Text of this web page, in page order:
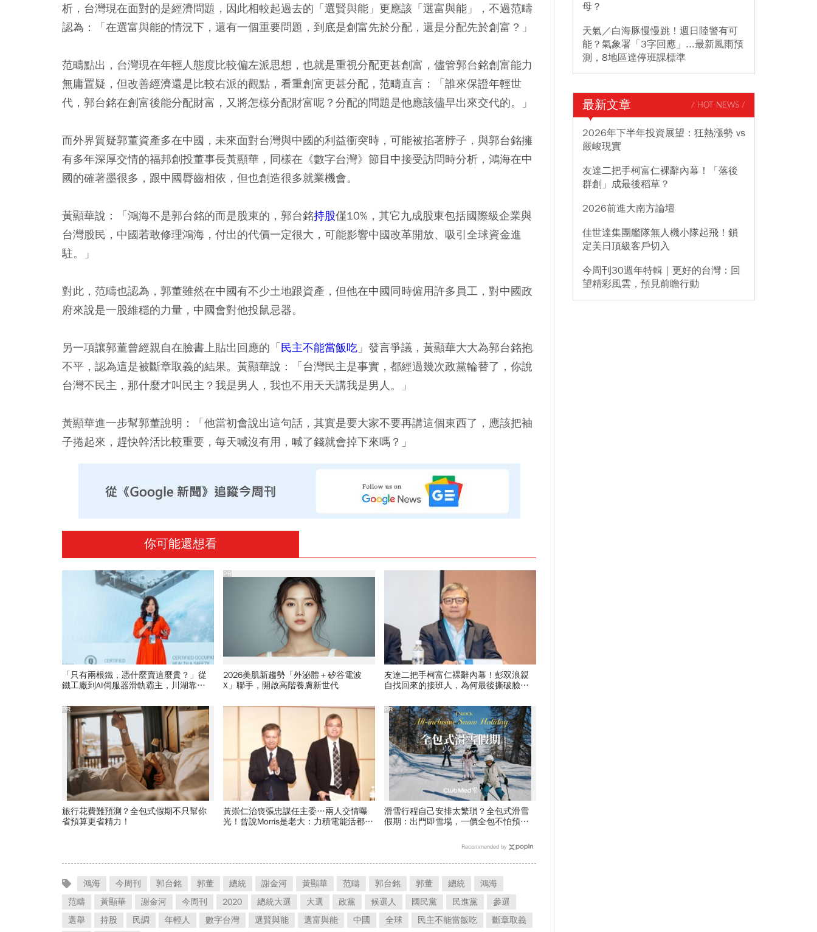
析，台灣現在面對的是經濟問題，因此相較起過去的「選賢與能」更應該「選富與能」，不過范疇
認為：「在選富與能的情況下，還有一個重要問題，到底是創富先於分配，還是分配先於創富？」
范疇點出，台灣現在年輕人態度比較偏左派思想，也就是重視分配更甚創富，儘管郭台銘創富能力
無庸置疑，但改善經濟還是比較右派的觀點，看重創富更甚分配，范疇直言：「誰來保證年輕世
代，郭台銘在創富後能分配財富，又將怎樣分配財富呢？分配的問題是他應該儘早出來交代的。」
而外界質疑郭董資產多在中國，未來面對台灣與中國的利益衝突時，可能被掐著脖子，與郭台銘擁
有多年深厚交情的福邦創投董事長黃顯華，同樣在《數字台灣》節目中接受訪問時分析，鴻海在中
國的確著墨很多，跟中國脣齒相依，但也創造很多就業機會。
黃顯華說：「鴻海不是郭台銘的而是股東的，郭台銘持股僅10%，其它九成股東包括國際級企業與
台灣股民，中國若敢修理鴻海，付出的代價一定很大，可能影響中國改革開放、吸引全球資金進
駐。」
對此，范疇也認為，郭董雖然在中國有不少土地跟資產，但他在中國同時僱用許多員工，對中國政
府來說是一股維穩的力量，中國會對他投鼠忌器。
另一項讓郭董曾經親自在臉書上貼出回應的「民主不能當飯吃 」發言爭議，黃顯華大大為郭台銘抱
不平，認為這是被斷章取義的結果。黃顯華說：「台灣民主是事實，都經過幾次政黨輪替了，你說
台灣不民主，那什麼才叫民主？我是男人，我也不用天天講我是男人。」
黃顯華進一步幫郭董說明：「他當初會說出這句話，其實是要大家不要再講這個東西了，應該把袖
子捲起來，趕快幹活比較重要，每天喊沒有用，喊了錢就會掉下來嗎？」
你可能還想看
「只有兩根鐵，憑什麼賣這麼貴？」從
鐵工廠到AI伺服器滑軌霸主，川湖靠四
2026美肌新趨勢「外泌體＋矽谷電波
X」聯手，開啟高階養膚新世代
PR
友達二把手柯富仁裸辭內幕！彭双浪親
自找回來的接班人，為何最後撕破臉？
旅行花費難預測？全包式假期不只幫你
省預算更省精力！
PR
黃崇仁治喪張忠謀任主委…兩人交情曝
光！曾說Morris是老大：力積電能活都他
滑雪行程自己安排太繁瑣？全包式滑雪
假期：出門即雪場，一價全包不怕預算
PR
Recommended by
鴻海 今周刊 郭台銘 郭董 總統 謝金河 黃顯華 范疇 郭台銘 郭董 總統
鴻海
范疇
黃顯華 謝金河 今周刊 2020 總統大選 大選 政黨 候選人 國民黨 民進黨
參選
選舉
持股 民調 年輕人 數字台灣 選賢與能 選富與能 中國 全球 民主不能當飯吃 斷章取義
母？
天氣／白海豚慢慢跳！週日陸警有可
能？氣象署「3字回應」...最新風雨預
測，8地區達停班課標準
最新文章 / HOT NEWS /
2026年下半年投資展望：狂熱漲勢 vs
嚴峻現實
友達二把手柯富仁裸辭內幕！「落後
群創」成最後稻草？
2026前進大南方論壇
佳世達集團艦隊無人機小隊起飛！鎖
定美日頂級客戶切入
今周刊30週年特輯｜更好的台灣：回
望精彩風雲，預見前瞻行動